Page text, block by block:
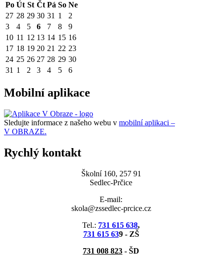
Po Út St Čt Pá So Ne
27 28 29 30 31 1
2
3
4 5 6 7 8
9
10 11 12 13 14 15 16
17 18 19 20 21 22 23
24 25 26 27 28 29 30
31 1 2 3 4 5 6
Mobilní aplikace
Sledujte informace z našeho webu v mobilní aplikaci –
V OBRAZE.
Rychlý kontakt
Školní 160, 257 91
Sedlec-Prčice
E-mail:
skola@zssedlec-prcice.cz
Tel.: 731 615 638,
731 615 639 - ZŠ
731 008 823 - ŠD